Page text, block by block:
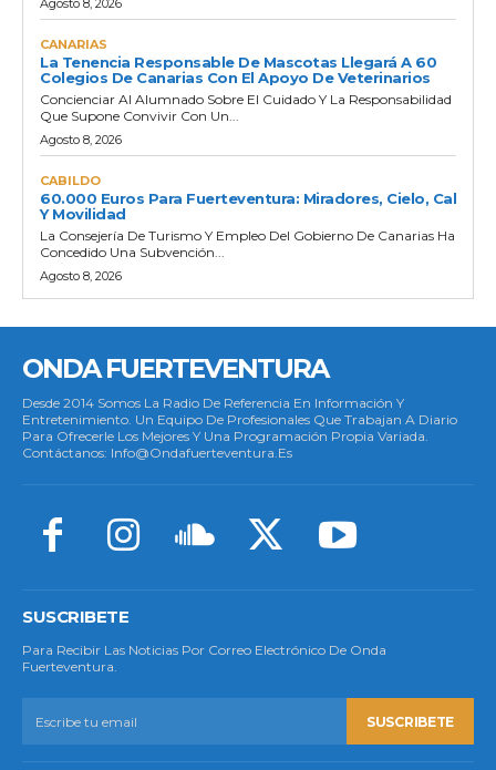
CANARIAS
La Tenencia Responsable De Mascotas Llegará A 60
Colegios De Canarias Con El Apoyo De Veterinarios
Concienciar Al Alumnado Sobre El Cuidado Y La Responsabilidad
Que Supone Convivir Con Un...
Agosto 8, 2026
CABILDO
60.000 Euros Para Fuerteventura: Miradores, Cielo, Cal
Y Movilidad
La Consejería De Turismo Y Empleo Del Gobierno De Canarias Ha
Concedido Una Subvención...
Agosto 8, 2026
ONDA FUERTEVENTURA
Desde 2014 Somos La Radio De Referencia En Información Y
Entretenimiento. Un Equipo De Profesionales Que Trabajan A Diario
Para Ofrecerle Los Mejores Y Una Programación Propia Variada.
Contáctanos: Info@ondafuerteventura.es
SUSCRIBETE
Para Recibir Las Noticias Por Correo Electrónico De Onda
Fuerteventura.
SUSCRIBETE